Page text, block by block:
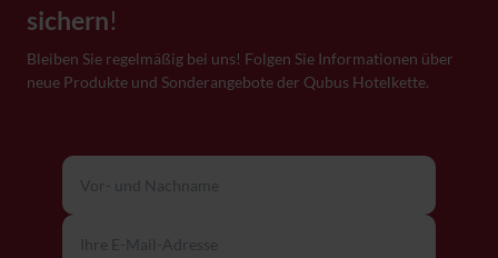
sichern!
Bleiben Sie regelmäßig bei uns! Folgen Sie Informationen über
neue Produkte und Sonderangebote der Qubus Hotelkette.